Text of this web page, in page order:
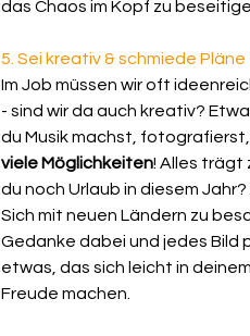
das Chaos im Kopf zu
5. Sei kreativ & schmiede Pläne
Im Job müssen wir oft
- sind wir da auch kreativ?
du Musik machst,
viele Möglichkeiten! Alles trägt
du noch Urlaub in diesem
Sich mit neuen Ländern zu
Gedanke dabei und jedes Bild
etwas, das sich leicht in
Freude machen.